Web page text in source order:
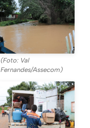
(Foto: Val
Fernandes/Assecom)